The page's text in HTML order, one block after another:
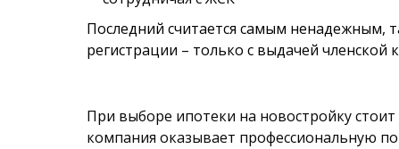
Последний считается самым ненадежным,
регистрации – только с выдачей членской
При выборе ипотеки на новостройку
компания оказывает профессиональную